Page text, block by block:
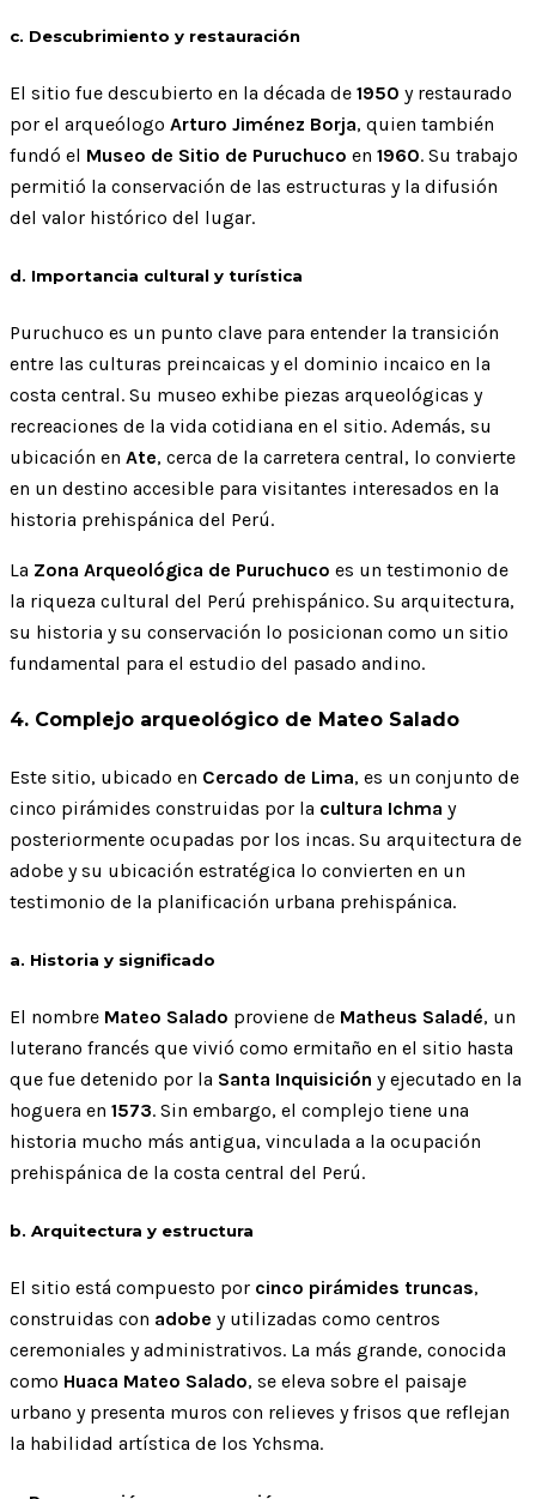
c. Descubrimiento y restauración
El sitio fue descubierto en la década de 1950 y restaurado
por el arqueólogo Arturo Jiménez Borja, quien también
fundó el Museo de Sitio de Puruchuco en 1960. Su trabajo
permitió la conservación de las estructuras y la difusión
del valor histórico del lugar.
d. Importancia cultural y turística
Puruchuco es un punto clave para entender la transición
entre las culturas preincaicas y el dominio incaico en la
costa central. Su museo exhibe piezas arqueológicas y
recreaciones de la vida cotidiana en el sitio. Además, su
ubicación en Ate, cerca de la carretera central, lo convierte
en un destino accesible para visitantes interesados en la
historia prehispánica del Perú.
La Zona Arqueológica de Puruchuco es un testimonio de
la riqueza cultural del Perú prehispánico. Su arquitectura,
su historia y su conservación lo posicionan como un sitio
fundamental para el estudio del pasado andino.
4. Complejo arqueológico de Mateo Salado
Este sitio, ubicado en Cercado de Lima, es un conjunto de
cinco pirámides construidas por la cultura Ichma y
posteriormente ocupadas por los incas. Su arquitectura de
adobe y su ubicación estratégica lo convierten en un
testimonio de la planificación urbana prehispánica.
a. Historia y significado
El nombre Mateo Salado proviene de Matheus Saladé, un
luterano francés que vivió como ermitaño en el sitio hasta
que fue detenido por la Santa Inquisición y ejecutado en la
hoguera en 1573. Sin embargo, el complejo tiene una
historia mucho más antigua, vinculada a la ocupación
prehispánica de la costa central del Perú.
b. Arquitectura y estructura
El sitio está compuesto por cinco pirámides truncas,
construidas con adobe y utilizadas como centros
ceremoniales y administrativos. La más grande, conocida
como Huaca Mateo Salado, se eleva sobre el paisaje
urbano y presenta muros con relieves y frisos que reflejan
la habilidad artística de los Ychsma.